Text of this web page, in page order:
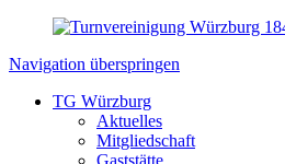
Navigation überspringen
TG Würzburg
Aktuelles
Mitgliedschaft
Gaststätte